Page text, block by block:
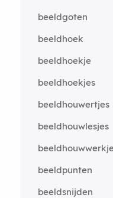
beeldgoten
beeldhoek
beeldhoekje
beeldhoekjes
beeldhouwertjes
beeldhouwlesjes
beeldpunten
beeldsnijden